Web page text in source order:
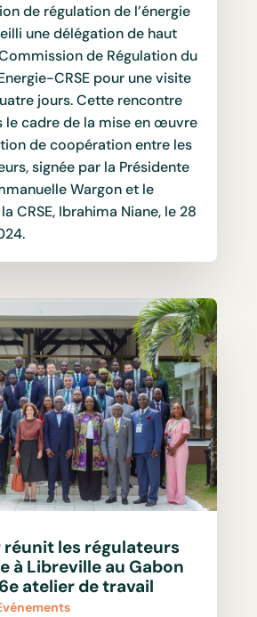
de régulation de l’énergie
une délégation de haut
de Régulation du
CRSE pour une visite
jours. Cette rencontre
le cadre de la mise en œuvre
de coopération entre les
signée par la Présidente
Wargon et le
CRSE, Ibrahima Niane, le 28
réunit les régulateurs
à Libreville au Gabon
atelier de travail